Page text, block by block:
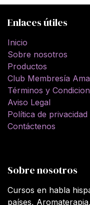
Enlaces útiles
Inicio
Sobre nosotros
Productos
Club Membresía
Términos y
Aviso Legal
Política de privacidad
Contáctenos
Sobre nosotros
Cursos en habla
países,